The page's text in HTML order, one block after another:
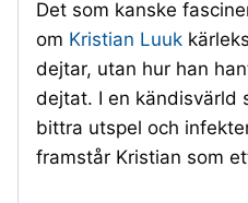
Det som kanske
om Kristian Luuk
dejtar, utan hur han
dejtat. I en kändisvärld
bittra utspel och
framstår Kristian som